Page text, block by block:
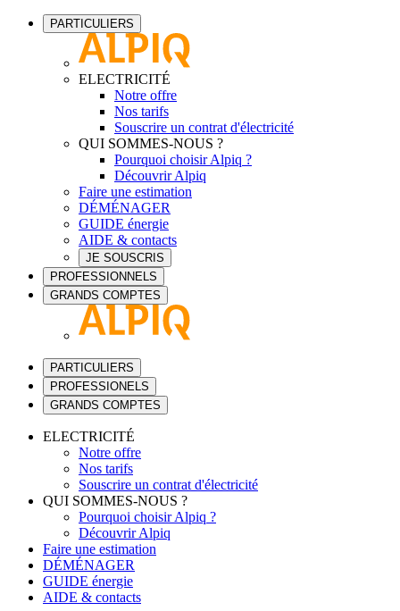
PARTICULIERS
ELECTRICITÉ
Notre offre
Nos tarifs
Souscrire un contrat d'électricité
QUI SOMMES-NOUS ?
Pourquoi choisir Alpiq ?
Découvrir Alpiq
Faire une estimation
DÉMÉNAGER
GUIDE énergie
AIDE & contacts
JE SOUSCRIS
PROFESSIONNELS
GRANDS COMPTES
PARTICULIERS
PROFESSIONELS
GRANDS COMPTES
ELECTRICITÉ
Notre offre
Nos tarifs
Souscrire un contrat d'électricité
QUI SOMMES-NOUS ?
Pourquoi choisir Alpiq ?
Découvrir Alpiq
Faire une estimation
DÉMÉNAGER
GUIDE énergie
AIDE & contacts